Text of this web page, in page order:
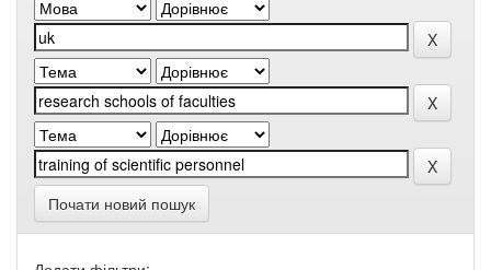
Почати новий пошук